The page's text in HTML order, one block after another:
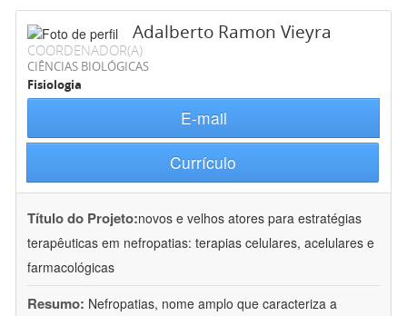
Adalberto Ramon Vieyra
COORDENADOR(A)
CIÊNCIAS BIOLÓGICAS
Fisiologia
E-mail
Currículo
Título do Projeto:novos e velhos atores para estratégias
terapêuticas em nefropatias: terapias celulares, acelulares e
farmacológicas
Resumo: Nefropatias, nome amplo que caracteriza a